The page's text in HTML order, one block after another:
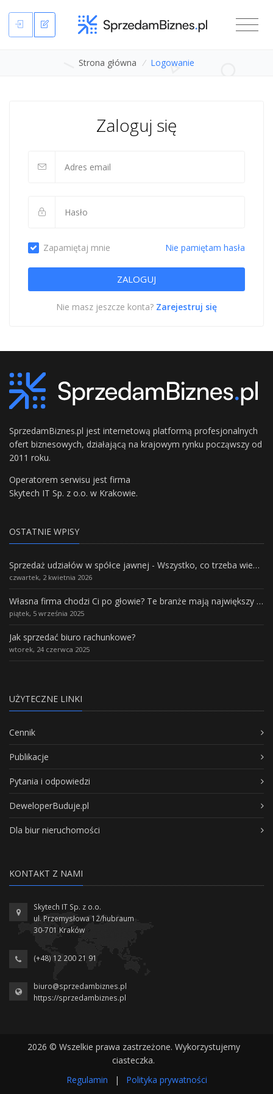
Strona główna / Logowanie
Zaloguj się
Zapamiętaj mnie Nie pamiętam hasła
Nie masz jeszcze konta? Zarejestruj się
SprzedamBiznes.pl jest internetową platformą profesjonalnych
ofert biznesowych, działającą na krajowym rynku począwszy od
2011 roku.
Operatorem serwisu jest firma
Skytech IT Sp. z o.o. w Krakowie.
OSTATNIE WPISY
Sprzedaż udziałów w spółce jawnej - Wszystko, co trzeba wiedzieć.
czwartek, 2 kwietnia 2026
Własna firma chodzi Ci po głowie? Te branże mają największy potencjał rozwoju
piątek, 5 września 2025
Jak sprzedać biuro rachunkowe?
wtorek, 24 czerwca 2025
UŻYTECZNE LINKI
Cennik
Publikacje
Pytania i odpowiedzi
DeweloperBuduje.pl
Dla biur nieruchomości
KONTAKT Z NAMI
Skytech IT Sp. z o.o.
ul. Przemysłowa 12/hubraum
30-701 Kraków
(+48) 12 200 21 91
biuro@sprzedambiznes.pl
https://sprzedambiznes.pl
2026 © Wszelkie prawa zastrzeżone. Wykorzystujemy
ciasteczka.
Regulamin
| Polityka prywatności